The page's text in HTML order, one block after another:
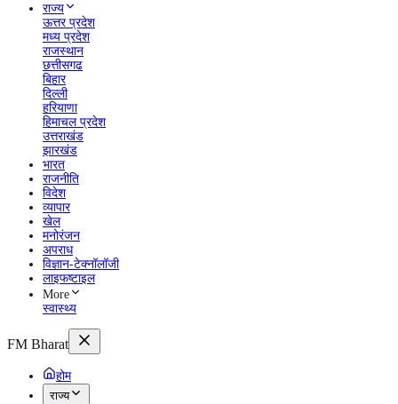
राज्य
ऊत्तर प्रदेश
मध्य प्रदेश
राजस्थान
छत्तीसगढ
बिहार
दिल्ली
हरियाणा
हिमाचल प्रदेश
उत्तराखंड
झारखंड
भारत
राजनीति
विदेश
व्यापार
खेल
मनोरंजन
अपराध
विज्ञान-टेक्नॉलॉजी
लाइफष्टाइल
More
स्वास्थ्य
FM Bharat
होम
राज्य